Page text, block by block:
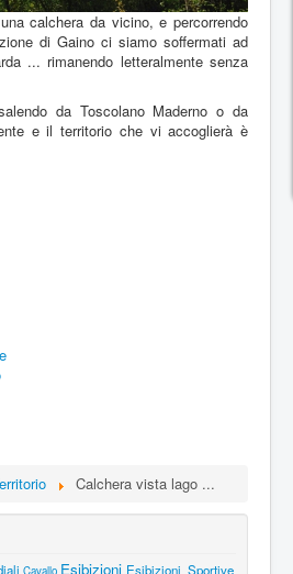
calchera da vicino, e percorrendo
di Gaino ci siamo soffermati ad
... rimanendo letteralmente senza
da Toscolano Maderno o da
e il territorio che vi accoglierà è
Calchera vista lago ...
Cavallo Esibizioni Esibizioni_Sportive